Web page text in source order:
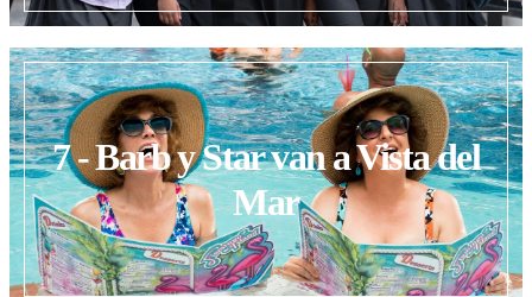
7 - Barb y Star van a Vista del
Mar